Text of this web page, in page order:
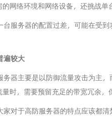
网络环境和网络设备，还挑战单
服务器的配置过差，可能在受到
较大
器主要是以防御流量攻击为主，
量时，需要预留充足的带宽冗余，
对于高防服务器的特点应该都清